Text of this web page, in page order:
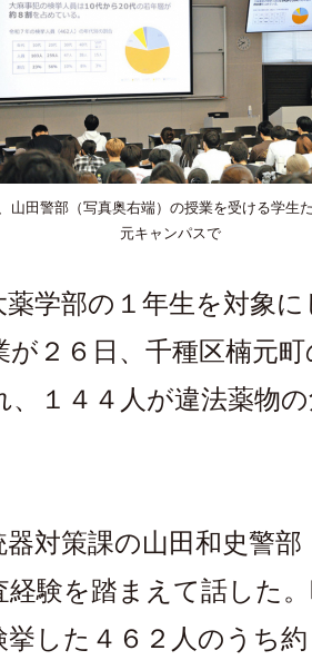
山田警部（写真奥右端）の授業を受ける学生
元キャンパスで
学部の１年生を対象に
が２６日、千種区楠元
、１４４人が違法薬物
対策課の山田和史警部
経験を踏まえて話した
挙した４６２人のうち